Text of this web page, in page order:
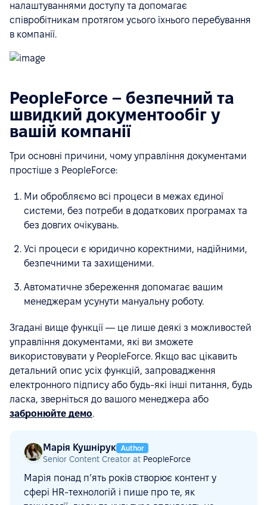
налаштуваннями доступу та допомагає
співробітникам протягом усього їхнього перебування
в компанії.
PeopleForce – безпечний та
швидкий документообіг у
вашій компанії
Три основні причини, чому управління документами
простіше з PeopleForce:
Ми обробляємо всі процеси в межах єдиної
системи, без потреби в додаткових програмах та
без довгих очікувань.
Усі процеси є юридично коректними, надійними,
безпечними та захищеними.
Автоматичне збереження допомагає вашим
менеджерам усунути мануальну роботу.
Згадані вище функції — це лише деякі з можливостей
управління документами, які ви зможете
використовувати у PeopleForce. Якщо вас цікавить
детальний опис усіх функцій, запровадження
електронного підпису або будь-які інші питання, будь
ласка, зверніться до вашого менеджера або
забронюйте демо.
Марія Кушнірук Author
Senior Content Creator at PeopleForce
Марія понад п’ять років створює контент у
сфері HR-технологій і пише про те, як